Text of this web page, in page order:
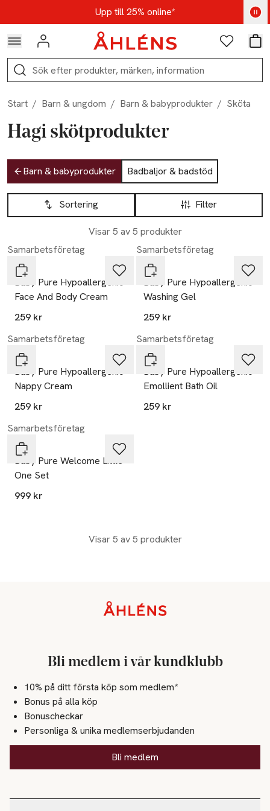
Hoppa till navigationsmenynUpp till 25% online*
Kod: AUG25 - Shoppa nu
Logga in Favoriter
Sök
Start / Barn & ungdom / Barn & babyprodukter / Sköta
Hagi skötprodukter
Hoppa till produktsidan
Barn & babyprodukter
Badbaljor & badstöd
Hoppa till produktsidan
Filter
Sortering
Visar 5 av 5 produkter
Lista över produkter
Samarbetsföretag
Hagi
Baby Pure Hypoallergenic
Face And Body Cream
259 kr
Samarbetsföretag
Hagi
Baby Pure Hypoallergenic
Washing Gel
259 kr
Samarbetsföretag
Hagi
Baby Pure Hypoallergenic
Nappy Cream
259 kr
Samarbetsföretag
Hagi
Baby Pure Hypoallergenic
Emollient Bath Oil
259 kr
Samarbetsföretag
Hagi
Baby Pure Welcome Little
One Set
999 kr
Visar 5 av 5 produkter
Bli medlem i vår kundklubb
10% på ditt första köp som medlem*
Bonus på alla köp
Bonuscheckar
Personliga & unika medlemserbjudanden
Bli medlem